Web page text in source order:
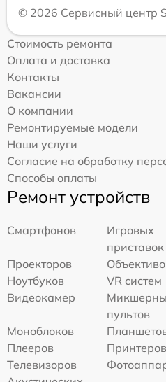
© 2026 Сервисный центр
Стоимость ремонта
Оплата и доставка
Контакты
Вакансии
О компании
Ремонтируемые модели
Наши услуги
Согласие на обработку
Способы оплаты
Ремонт устройств
Смартфонов
Игровых
приставок
Проекторов
Ноутбуков
VR систем
Видеокамер
пультов
Моноблоков
Плееров
Принтеров
Телевизоров